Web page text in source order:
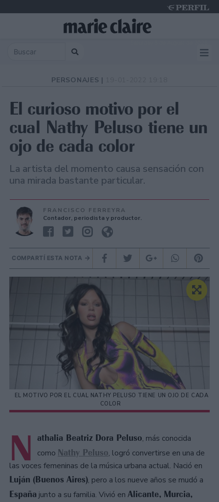
PERSONAJES |
El curioso motivo por el
cual Nathy Peluso tiene un
ojo de cada color
La artista del momento causa sensación con
una mirada bastante particular.
FRANCISCO FERREYRA
Contador, periodista y productor.
COMPARTÍ ESTA NOTA
EL MOTIVO POR EL CUAL NATHY PELUSO TIENE UN OJO DE CADA
COLOR
N athalia Beatriz Dora Peluso, más conocida
como Nathy Peluso, logró convertirse en una de
las voces femeninas de la música urbana actual. Nació en
Luján (Buenos Aires), pero a los nueve años se mudó a
España junto a su familia. Vivió en Alicante, Murcia,